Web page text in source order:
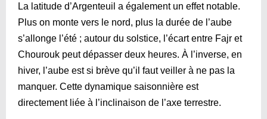
La latitude d’Argenteuil a également un effet notable.
Plus on monte vers le nord, plus la durée de l’aube
s’allonge l’été ; autour du solstice, l’écart entre Fajr et
Chourouk peut dépasser deux heures. À l’inverse, en
hiver, l’aube est si brève qu’il faut veiller à ne pas la
manquer. Cette dynamique saisonnière est
directement liée à l’inclinaison de l’axe terrestre.